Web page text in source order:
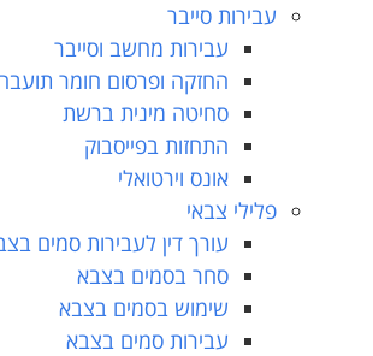
עבירות סייבר
עבירות מחשב וסייבר
החזקה ופרסום חומר תועבה
סחיטה מינית ברשת
התחזות בפייסבוק
אונס וירטואלי
פלילי צבאי
עורך דין לעבירות סמים בצבא
סחר בסמים בצבא
שימוש בסמים בצבא
עבירות סמים בצבא